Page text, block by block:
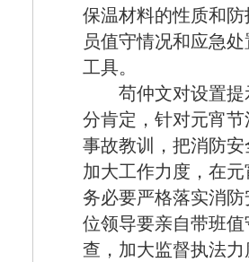
保温材料的性质和
员值守情况和应急
工具。
苟仲文对设置提
分肯定，针对元宵
事故教训，把消防
加大工作力度，在
务必要严格落实消
位领导要亲自带班
查，加大监督执法